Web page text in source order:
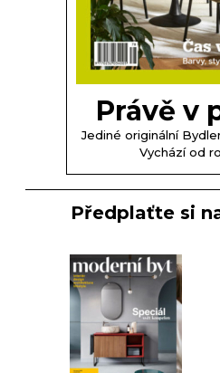
Právě v
Jediné originální
Vychází od
Předplaťte si